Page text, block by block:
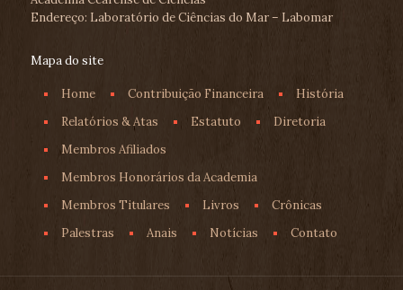
Endereço: Laboratório de Ciências do Mar – Labomar
Mapa do site
Home Contribuição Financeira
História
Relatórios & Atas
Estatuto
Diretoria
Membros Afiliados
Membros Honorários da Academia
Membros Titulares
Livros
Crônicas
Palestras
Anais Notícias Contato